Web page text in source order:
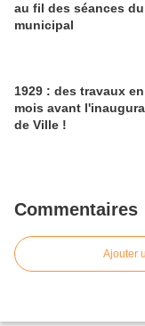
au fil des séances
municipal
1929 : des travaux
mois avant
de Ville !
Commentaires
Ajouter